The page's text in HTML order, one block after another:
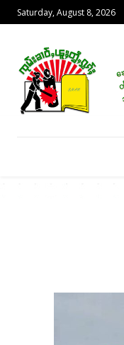
Saturday, August 8, 2026